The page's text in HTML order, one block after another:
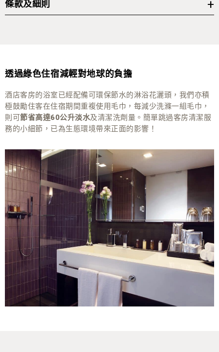
免費專屬室內無邊際泳池及健身設施。
時與前堂部查詢。
條款及細則
優惠須按每晚每房間另收加一服務費及百分之三的酒店房租
税。
優惠不得與其他推廣及禮遇同時使用。
有關住宿優惠適用於賺取”萬豪旅享家獎賞”及其相關禮遇。
如有任何爭議，酒店將保留最終決定權。
圖片只供參考。
透過綠色住宿減輕對地球的負擔
酒店客房的浴室已經配備可環保節水的淋浴花灑頭，我們亦積
極鼓勵住客在住宿期間重複使用毛巾，每減少洗滌一組毛巾，
則可節省高達60公升淡水及清潔洗劑量。簡單跳過客房清潔服
務的小細節，已為生態環境帶來正面的影響！